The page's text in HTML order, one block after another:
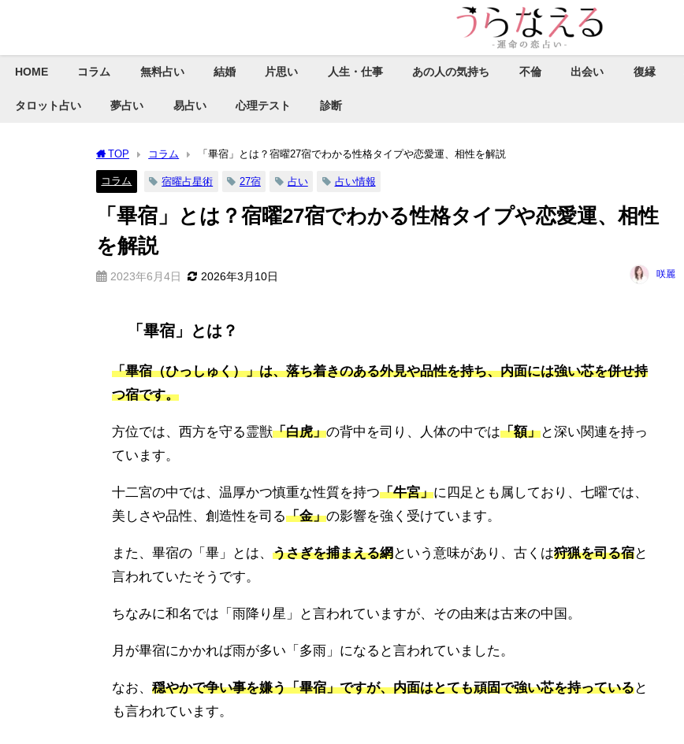
HOME コラム 無料占い 結婚 片思い 人生・仕事 あの人の気持ち 不倫 出会い 復縁
タロット占い 夢占い 易占い 心理テスト 診断
TOP コラム 「畢宿」とは？宿曜27宿でわかる性格タイプや恋愛運、相性を解説
コラム 宿曜占星術 27宿 占い 占い情報
「畢宿」とは？宿曜27宿でわかる性格タイプや恋愛運、相性
を解説
2023年6月4日 2026年3月10日 咲麗
「畢宿」とは？
「畢宿（ひっしゅく）」は、落ち着きのある外見や品性を持ち、内面には強い芯を併せ持
つ宿です。
方位では、西方を守る霊獣「白虎」の背中を司り、人体の中では「額」と深い関連を持っ
ています。
十二宮の中では、温厚かつ慎重な性質を持つ「牛宮」に四足とも属しており、七曜では、
美しさや品性、創造性を司る「金」の影響を強く受けています。
また、畢宿の「畢」とは、 うさぎを捕まえる網という意味があり、古くは狩猟を司る宿と
言われていたそうです。
ちなみに和名では「雨降り星」と言われていますが、その由来は古来の中国。
月が畢宿にかかれば雨が多い「多雨」になると言われていました。
なお、 穏やかで争い事を嫌う「畢宿」ですが、内面はとても頑固で強い芯を持っていると
も言われています。